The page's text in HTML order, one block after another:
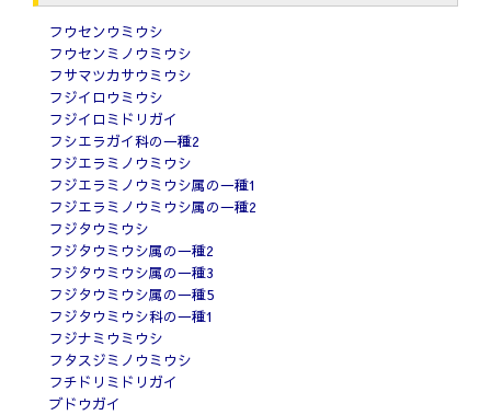
フウセンウミウシ
フウセンミノウミウシ
フサマツカサウミウシ
フジイロウミウシ
フジイロミドリガイ
フシエラガイ科の一種2
フジエラミノウミウシ
フジエラミノウミウシ属の一種1
フジエラミノウミウシ属の一種2
フジタウミウシ
フジタウミウシ属の一種2
フジタウミウシ属の一種3
フジタウミウシ属の一種5
フジタウミウシ科の一種1
フジナミウミウシ
フタスジミノウミウシ
フチドリミドリガイ
ブドウガイ